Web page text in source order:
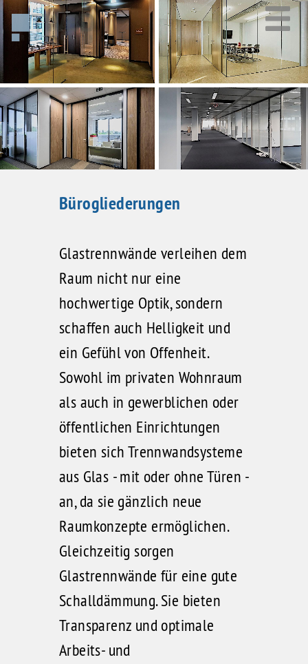
Bürogliederungen
Glastrennwände verleihen dem
Raum nicht nur eine
hochwertige Optik, sondern
schaffen auch Helligkeit und
ein Gefühl von Offenheit.
Sowohl im privaten Wohnraum
als auch in gewerblichen oder
öffentlichen Einrichtungen
bieten sich Trennwandsysteme
aus Glas - mit oder ohne Türen -
an, da sie gänzlich neue
Raumkonzepte ermöglichen.
Gleichzeitig sorgen
Glastrennwände für eine gute
Schalldämmung. Sie bieten
Transparenz und optimale
Arbeits- und